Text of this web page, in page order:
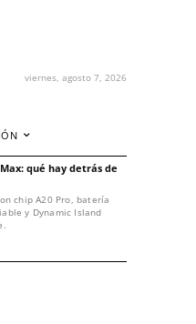
viernes, agosto 7, 2026
qué hay detrás de
chip A20 Pro, batería
y Dynamic Island